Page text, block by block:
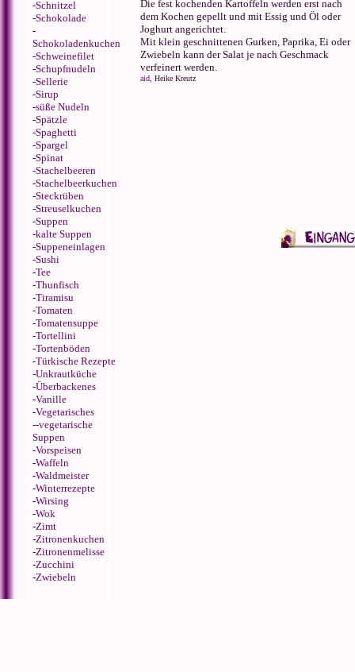
-Schnitzel
-Schokolade
-
Schokoladenkuchen
-Schweinefilet
-Schupfnudeln
-Sellerie
-Sirup
-süße Nudeln
-Spätzle
-Spaghetti
-Spargel
-Spinat
-Stachelbeeren
-Stachelbeerkuchen
-Steckrüben
-Streuselkuchen
-Suppen
-kalte Suppen
-Suppeneinlagen
-Sushi
-Tee
-Thunfisch
-Tiramisu
-Tomaten
-Tomatensuppe
-Tortellini
-Tortenböden
-Türkische Rezepte
-Unkrautküche
-Überbackenes
-Vanille
-Vegetarisches
--vegetarische
Suppen
-Vorspeisen
-Waffeln
-Waldmeister
-Winterrezepte
-Wirsing
-Wok
-Zimt
-Zitronenkuchen
-Zitronenmelisse
-Zucchini
-Zwiebeln
Die fest kochenden Kartoffeln werden erst nach
dem Kochen gepellt und mit Essig und Öl oder
Joghurt angerichtet.
Mit klein geschnittenen Gurken, Paprika, Ei oder
Zwiebeln kann der Salat je nach Geschmack
verfeinert werden.
aid, Heike Kreutz